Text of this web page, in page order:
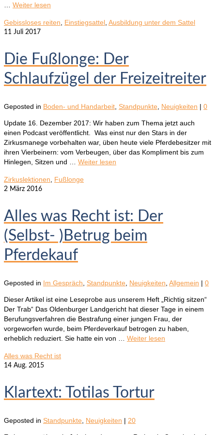
Weiter lesen
Gebissloses reiten Einstiegsattel Ausbildung unter dem Sattel
11 Juli 2017
Die Fußlonge: Der
Schlaufzügel der Freizeitreiter
Geposted in Boden- und Handarbeit Standpunkte Neuigkeiten | 0
Update 16. Dezember 2017: Wir haben zum Thema jetzt auch
einen Podcast veröffentlicht. Was einst nur den Stars in der
Zirkusmanege vorbehalten war, üben heute viele Pferdebesitzer mit
ihren Vierbeinern: vom Verbeugen, über das Kompliment bis zum
Hinlegen, Sitzen und … Weiter lesen
Zirkuslektionen Fußlonge
2 März 2016
Alles was Recht ist: Der
(Selbst- )Betrug beim
Pferdekauf
Geposted in Im Gespräch Standpunkte Neuigkeiten Allgemein | 0
Dieser Artikel ist eine Leseprobe aus unserem Heft „Richtig sitzen“
Der Trab“ Das Oldenburger Landgericht hat dieser Tage in einem
Berufungsverfahren die Bestrafung einer jungen Frau, der
vorgeworfen wurde, beim Pferdeverkauf betrogen zu haben,
erheblich reduziert. Sie hatte ein von … Weiter lesen
Alles was Recht ist
14 Aug. 2015
Klartext: Totilas Tortur
Geposted in Standpunkte Neuigkeiten | 20